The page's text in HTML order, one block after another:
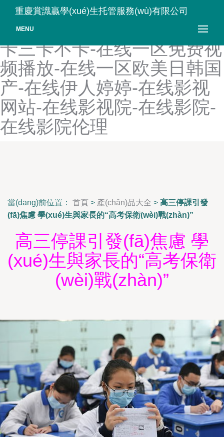
在线亚洲中文精品第1页-在
线一本码道高清-在线一卡二
卡三卡不卡-在线一区免费视
频播放-在线一区欧美日韩国
产-在线伊人婷婷-在线影视
网站-在线影视院-在线影院-
在线影院伦理
重慶賞識贏學(xué)生托管服務(wù)有限公司
MENU
當(dāng)前位置： 首頁 > 產(chǎn)品大全 > 高三停課引發
(fā)焦慮 學(xué)生與家長的“高考保衛(wèi)戰(zhàn)”
高三停課引發(fā)焦慮 學
(xué)生與家長的“高考保衛
(wèi)戰(zhàn)”